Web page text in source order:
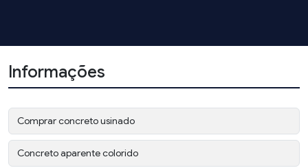
Informações
Comprar concreto usinado
Concreto aparente colorido